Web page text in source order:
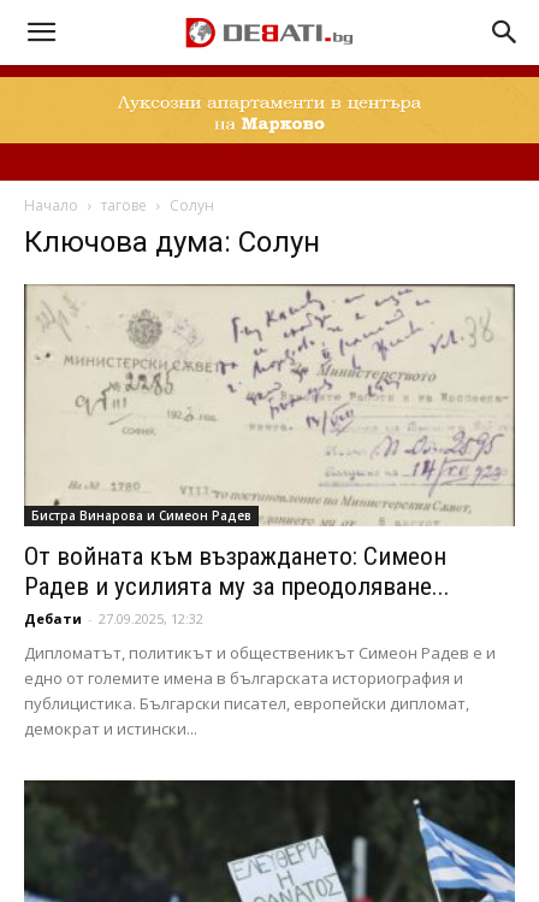
Начало тагове Солун
Ключова дума: Солун
Бистра Винарова и Симеон Радев
От войната към възраждането: Симеон
Радев и усилията му за преодоляване...
Дебати - 27.09.2025, 12:32
Дипломатът, политикът и общественикът Симеон Радев е и
едно от големите имена в българската историография и
публицистика. Български писател, европейски дипломат,
демократ и истински...